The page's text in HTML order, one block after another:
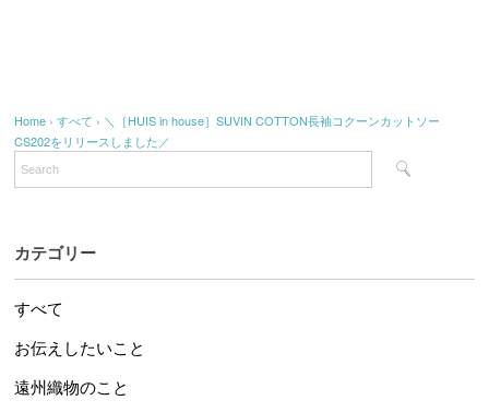
Home ›すべて › ＼［HUIS in house］SUVIN COTTON長袖コクーンカットソー
CS202をリリースしました／
カテゴリー
すべて
お伝えしたいこと
遠州織物のこと